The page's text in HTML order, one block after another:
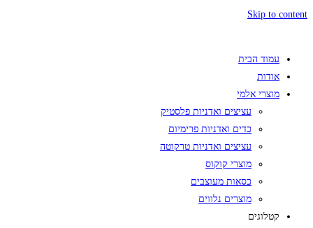
Skip to content
עמוד הבית
אודות
מוצרי אלמי
עציצים ואדניות פלסטיק
כדים ואדניות פרימיום
עציצים ואדניות טרקוטה
מוצרי קוקוס
כסאות מעוצבים
מוצרים נלווים
קטלוגים